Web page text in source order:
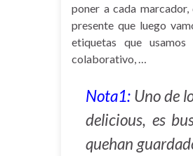
poner a cada
presente que luego
etiquetas que usamos
colaborativo, …
Nota1: Uno de
delicious, es
quehan